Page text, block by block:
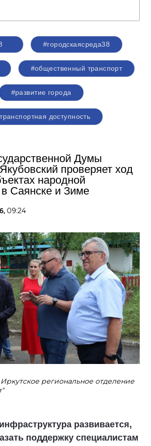
#городскаясреда38
#общественный транспорт
#развитие города
доступность
Думы
проверяет ход
народной
Саянске и Зиме
09:24
региональное отделение
развивается,
поддержку специалистам